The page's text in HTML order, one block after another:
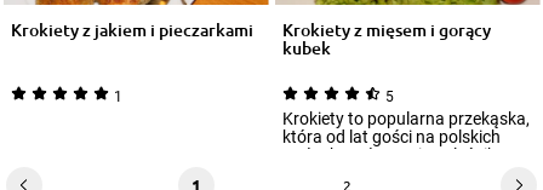
Krokiety z jakiem i pieczarkami
1
Krokiety z mięsem i gorący
kubek
5
Krokiety to popularna przekąska,
która od lat gości na polskich
stołach. Połączenie naleśnika,
1 2